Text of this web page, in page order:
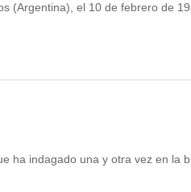
(Argentina), el 10 de febrero de
ha indagado una y otra vez en la